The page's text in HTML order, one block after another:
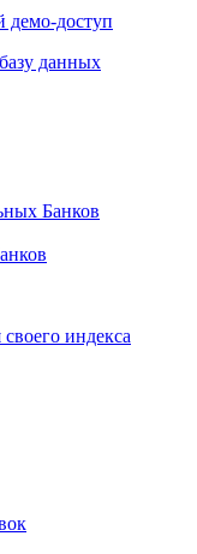
демо-доступ
данных
Банков
индекса